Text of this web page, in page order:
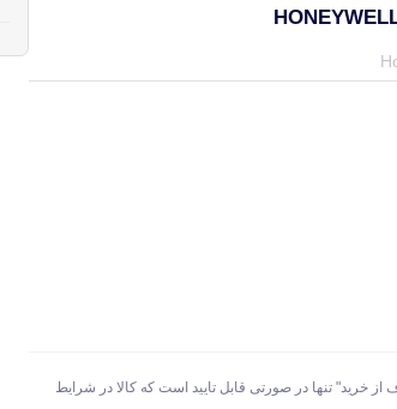
خرید" تنها در صورتی قابل تایید است که کالا در شرایط